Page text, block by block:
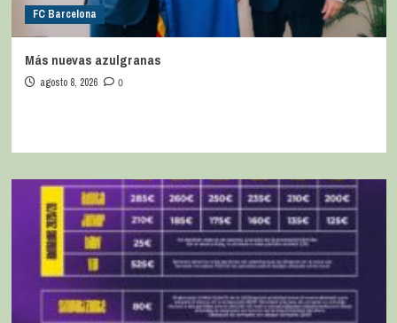
FC Barcelona
Más nuevas azulgranas
agosto 8, 2026 0